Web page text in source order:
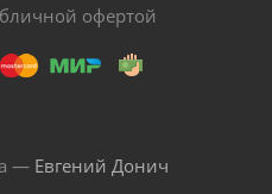
офертой
— Евгений Донич